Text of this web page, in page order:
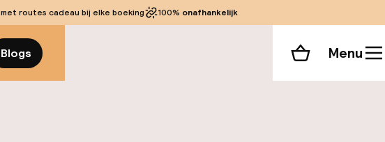
met routes cadeau bij elke boeking 100% onafhankelijk
Blogs Winkelmand
Menu